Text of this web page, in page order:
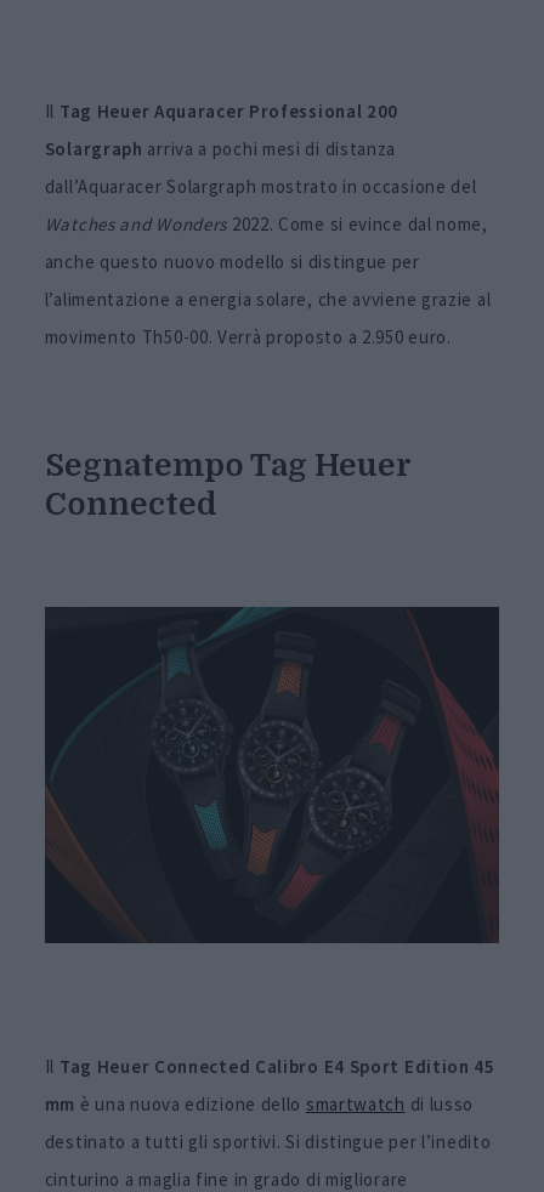
Il Tag Heuer Aquaracer Professional 200
Solargraph arriva a pochi mesi di distanza
dall’Aquaracer Solargraph mostrato in occasione del
Watches and Wonders 2022. Come si evince dal nome,
anche questo nuovo modello si distingue per
l’alimentazione a energia solare, che avviene grazie al
movimento Th50-00. Verrà proposto a 2.950 euro.
Segnatempo Tag Heuer
Connected
Il Tag Heuer Connected Calibro E4 Sport Edition 45
mm è una nuova edizione dello smartwatch di lusso
destinato a tutti gli sportivi. Si distingue per l’inedito
cinturino a maglia fine in grado di migliorare